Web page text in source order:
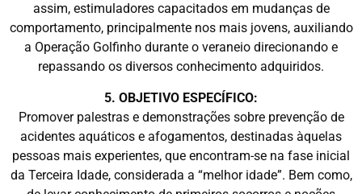
assim, estimuladores capacitados em mudanças de
comportamento, principalmente nos mais jovens, auxiliando
a Operação Golfinho durante o veraneio direcionando e
repassando os diversos conhecimento adquiridos.
5. OBJETIVO ESPECÍFICO:
Promover palestras e demonstrações sobre prevenção de
acidentes aquáticos e afogamentos, destinadas àquelas
pessoas mais experientes, que encontram-se na fase inicial
da Terceira Idade, considerada a “melhor idade”. Bem como,